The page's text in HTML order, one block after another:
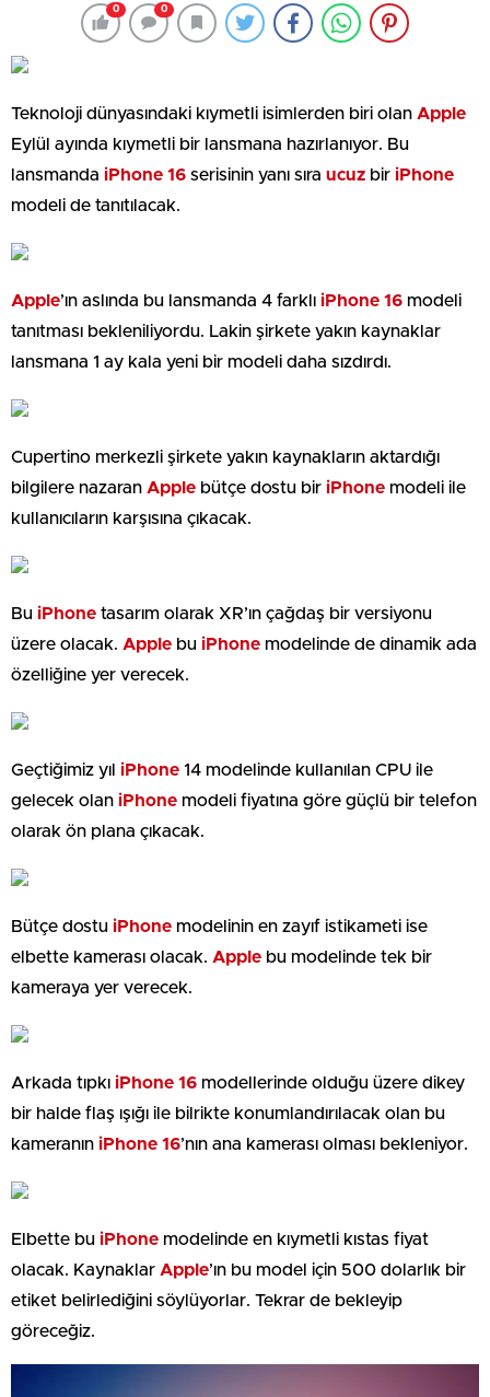
0 0
Teknoloji dünyasındaki kıymetli isimlerden biri olan Apple
Eylül ayında kıymetli bir lansmana hazırlanıyor. Bu
lansmanda iPhone 16 serisinin yanı sıra ucuz bir iPhone
modeli de tanıtılacak.
Apple’ın aslında bu lansmanda 4 farklı iPhone 16 modeli
tanıtması bekleniliyordu. Lakin şirkete yakın kaynaklar
lansmana 1 ay kala yeni bir modeli daha sızdırdı.
Cupertino merkezli şirkete yakın kaynakların aktardığı
bilgilere nazaran Apple bütçe dostu bir iPhone modeli ile
kullanıcıların karşısına çıkacak.
Bu iPhone tasarım olarak XR’ın çağdaş bir versiyonu
üzere olacak. Apple bu iPhone modelinde de dinamik ada
özelliğine yer verecek.
Geçtiğimiz yıl iPhone 14 modelinde kullanılan CPU ile
gelecek olan iPhone modeli fiyatına göre güçlü bir telefon
olarak ön plana çıkacak.
Bütçe dostu iPhone modelinin en zayıf istikameti ise
elbette kamerası olacak. Apple bu modelinde tek bir
kameraya yer verecek.
Arkada tıpkı iPhone 16 modellerinde olduğu üzere dikey
bir halde flaş ışığı ile bilrikte konumlandırılacak olan bu
kameranın iPhone 16’nın ana kamerası olması bekleniyor.
Elbette bu iPhone modelinde en kıymetli kıstas fiyat
olacak. Kaynaklar Apple’ın bu model için 500 dolarlık bir
etiket belirlediğini söylüyorlar. Tekrar de bekleyip
göreceğiz.